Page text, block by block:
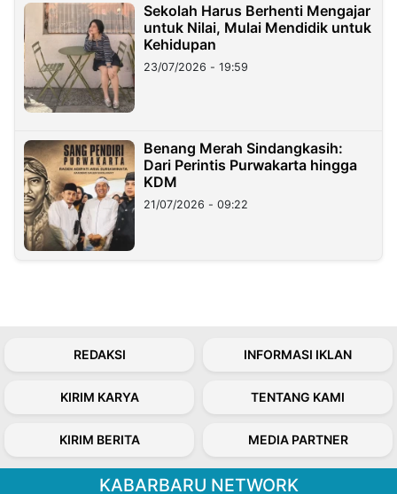
Sekolah Harus Berhenti Mengajar
untuk Nilai, Mulai Mendidik untuk
Kehidupan
23/07/2026 - 19:59
Benang Merah Sindangkasih:
Dari Perintis Purwakarta hingga
KDM
21/07/2026 - 09:22
REDAKSI INFORMASI IKLAN
KIRIM KARYA TENTANG KAMI
KIRIM BERITA MEDIA PARTNER
KABARBARU NETWORK